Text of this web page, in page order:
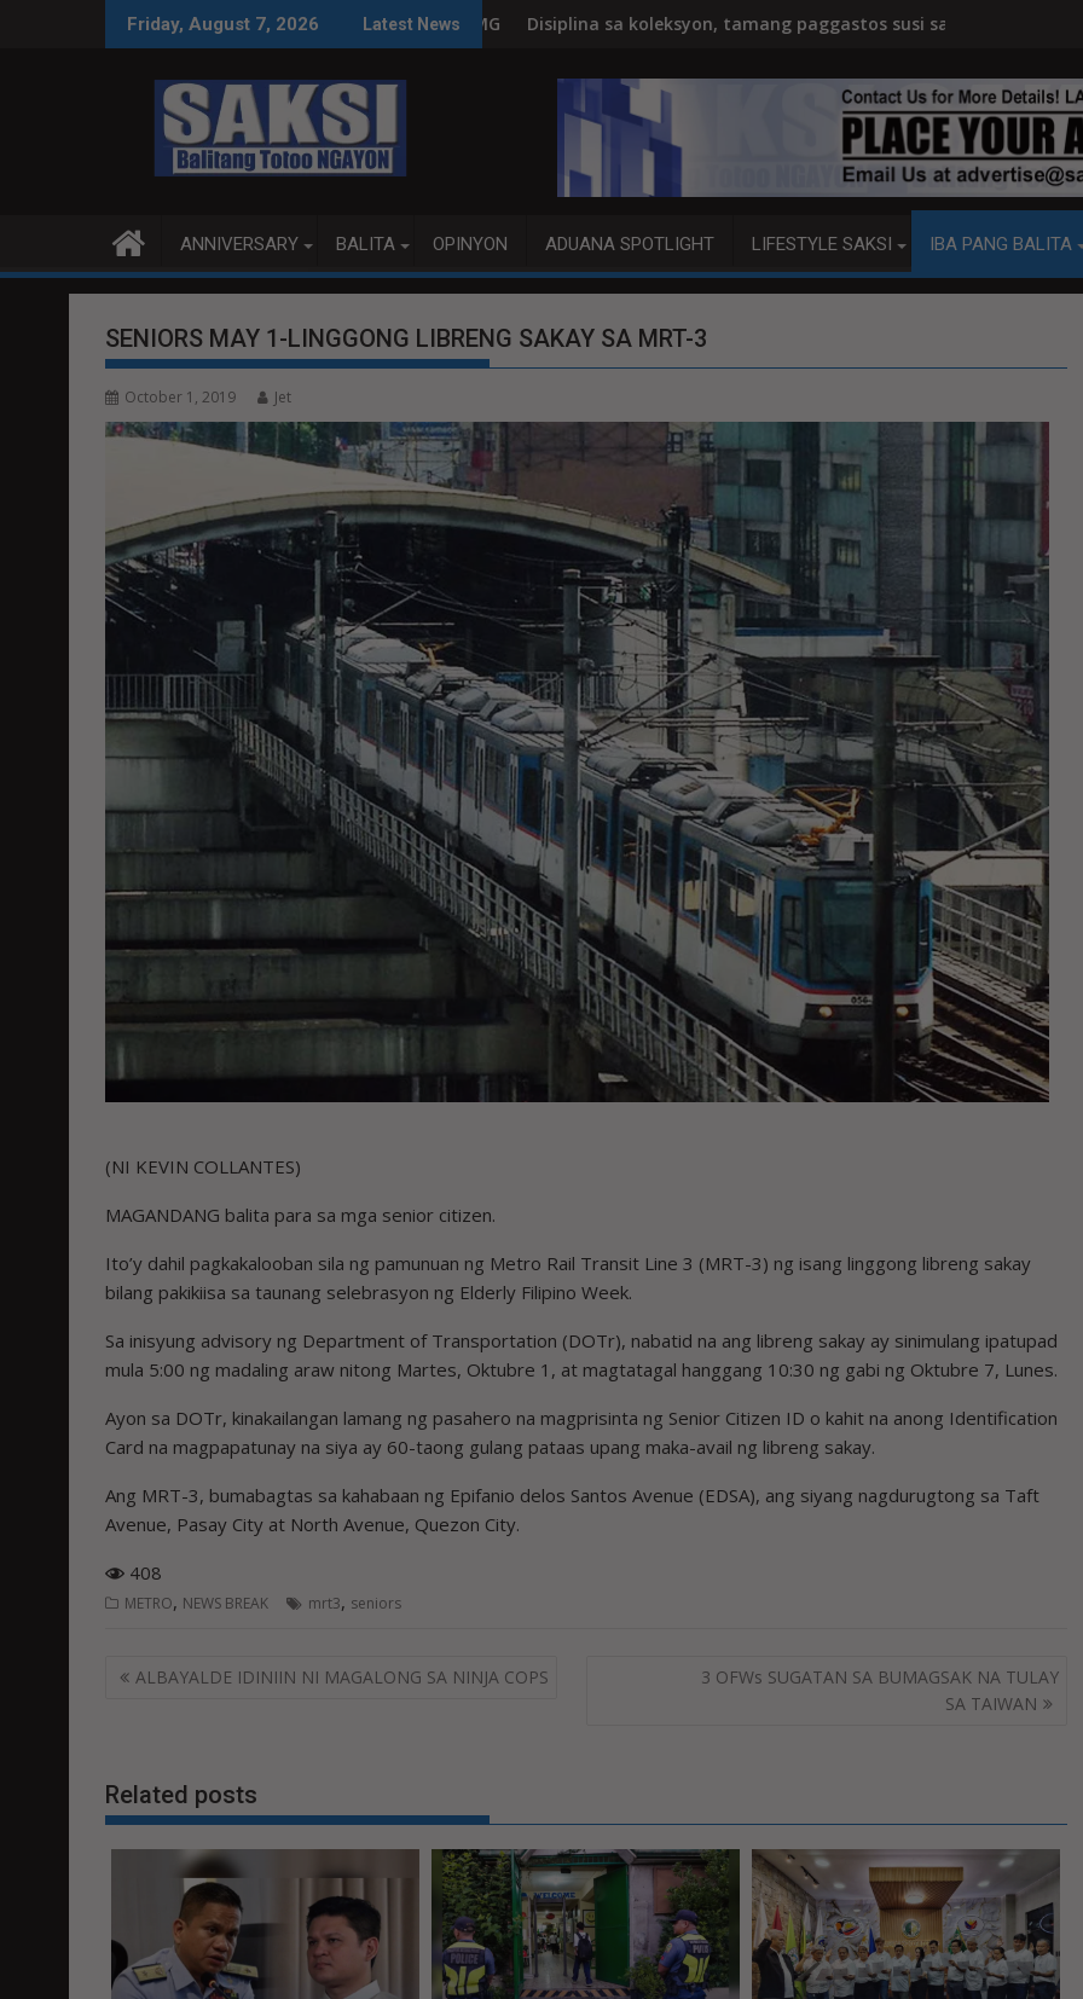
Friday, August 7, 2026 Latest News
Day of the World's Indigenous Peoples and National Indigenous Peoples Day
YATA NAIINTINDIHAN ANG MGA ISYUDisiplina sa koleksyon, tamang paggastos susi sa pag-unladPANANAMPALATAYA
ANNIVERSARY BALITA OPINYON ADUANA SPOTLIGHT LIFESTYLE SAKSI IBA PANG BALITA
SENIORS MAY 1-LINGGONG LIBRENG SAKAY SA MRT-3
October 1, 2019 Jet
(NI KEVIN COLLANTES)
MAGANDANG balita para sa mga senior citizen.
Ito’y dahil pagkakalooban sila ng pamunuan ng Metro Rail Transit Line 3 (MRT-3) ng isang linggong libreng sakay
bilang pakikiisa sa taunang selebrasyon ng Elderly Filipino Week.
Sa inisyung advisory ng Department of Transportation (DOTr), nabatid na ang libreng sakay ay sinimulang ipatupad
mula 5:00 ng madaling araw nitong Martes, Oktubre 1, at magtatagal hanggang 10:30 ng gabi ng Oktubre 7, Lunes.
Ayon sa DOTr, kinakailangan lamang ng pasahero na magprisinta ng Senior Citizen ID o kahit na anong Identification
Card na magpapatunay na siya ay 60-taong gulang pataas upang maka-avail ng libreng sakay.
Ang MRT-3, bumabagtas sa kahabaan ng Epifanio delos Santos Avenue (EDSA), ang siyang nagdurugtong sa Taft
Avenue, Pasay City at North Avenue, Quezon City.
408
METRO, NEWS BREAK mrt3, seniors
Post
ALBAYALDE IDINIIN NI MAGALONG SA NINJA COPS
3 OFWs SUGATAN SA BUMAGSAK NA TULAY
SA TAIWAN
Related posts